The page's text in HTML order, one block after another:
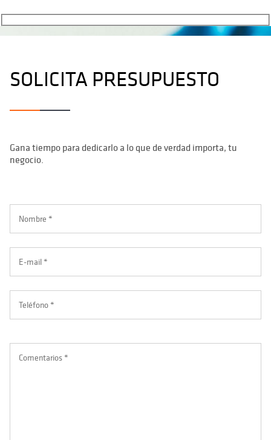
SOLICITA PRESUPUESTO
Gana tiempo para dedicarlo a lo que de verdad importa, tu
negocio.